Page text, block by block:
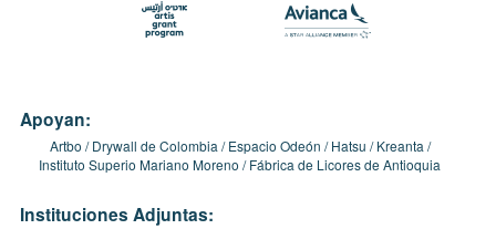
Apoyan:
Artbo Drywall de Colombia Espacio Odeón Hatsu
Kreanta
Instituto Superio Mariano Moreno
Fábrica de Licores de Antioquia
Instituciones Adjuntas: